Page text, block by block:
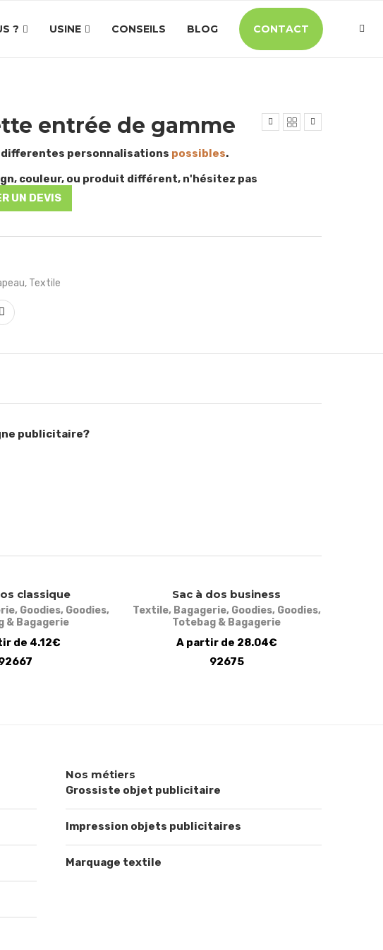
? USINE CONSEILS BLOG CONTACT
entrée de gamme
differentes personnalisations possibles.
couleur, ou produit différent, n'hésitez pas
UN DEVIS
, Textile
publicitaire?
classique
, Goodies, Goodies,
& Bagagerie
de 4.12€
Sac à dos business
Textile, Bagagerie, Goodies, Goodies,
Totebag & Bagagerie
A partir de 28.04€
92675
Nos métiers
Grossiste objet publicitaire
Impression objets publicitaires
Marquage textile